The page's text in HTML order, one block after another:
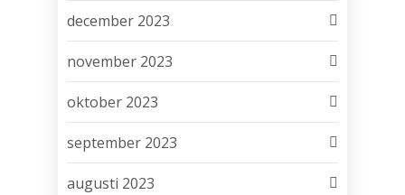
december 2023
november 2023
oktober 2023
september 2023
augusti 2023